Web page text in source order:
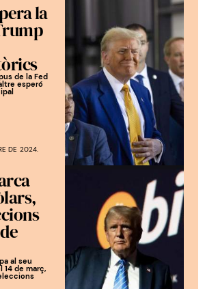
la
de la Fed
esperó
DE 2024.
al seu
de març,